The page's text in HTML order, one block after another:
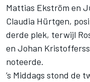
Mattias Ekström en
Claudia Hürtgen,
derde plek, terwijl
en Johan
noteerde.
’s Middags stond de